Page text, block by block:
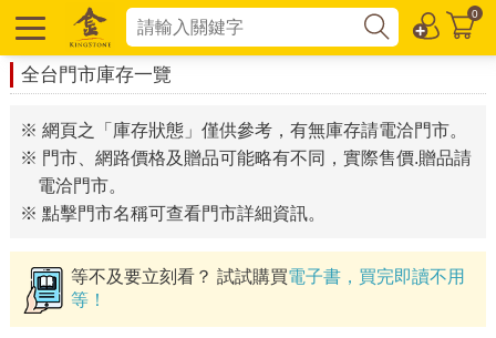
0
全台門市庫存一覽
※ 網頁之「庫存狀態」僅供參考，有無庫存請電洽門市。
※ 門市、網路價格及贈品可能略有不同，實際售價.贈品請
電洽門市。
※ 點擊門市名稱可查看門市詳細資訊。
等不及要立刻看？ 試試購買電子書，買完即讀不用
等！